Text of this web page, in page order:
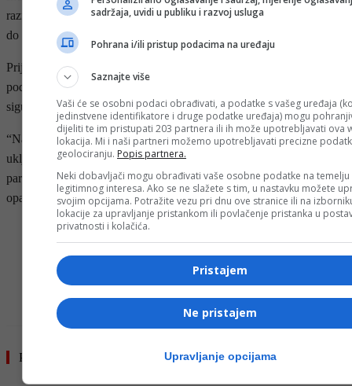
razne opcije kada je u pitanju BiH, ali da je jasno da ne smije doći
do raspada zemlje i novog sukoba.
Prije toga, 8. marta, Rubio je poručio je da postupci Dodika
podrivaju institucije Bosne i Hercegovine i ugrožavaju njenu
sigurnost i stabilnost.
“Naša nacija ohrabruje političke lidere u Bosni i Hercegovini da se
uključe u konstruktivan i odgovoran dijalog. Pozivamo naše
partnere u regiji da nam se pridruže u suprotstavljanju ovom
opasnom i destabilizirajućem ponašanju” – naveo je ranije Rubio.
- OGLAS -
TAG #
Pročitajte još
sadržaja, uvidi u publiku i razvoj usluga
Pohrana i/ili pristup podacima na uređaju
Saznajte više
Vaši će se osobni podaci obrađivati, a podatke s vašeg uređaja
jedinstvene identifikatore i druge podatke uređaja) mogu
dijeliti te im pristupati 203 partnera ili ih može upotrebljavati ova
lokacija. Mi i naši partneri možemo upotrebljavati precizne
geolociranju. Popis partnera.
Neki dobavljači mogu obrađivati vaše osobne podatke na temelju
legitimnog interesa. Ako se ne slažete s tim, u nastavku možete
svojim opcijama. Potražite vezu pri dnu ove stranice ili na
lokacije za upravljanje pristankom ili povlačenje pristanka u
privatnosti i kolačića.
Pristajem
Ne pristajem
Upravljanje opcijama